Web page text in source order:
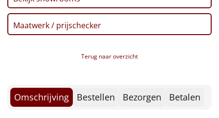
Borrelplank
Warmtekussen
NIEUW
POPULAIR
Deken (fleece plaid)
Maatwerk / prijschecker
Terug naar overzicht
Omschrijving Bestellen Bezorgen Betalen